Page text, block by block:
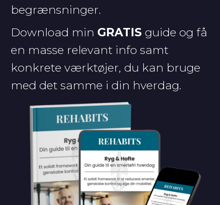
begrænsninger.
Download min GRATIS guide og få
en masse relevant info samt
konkrete værktøjer, du kan bruge
med det samme i din hverdag.